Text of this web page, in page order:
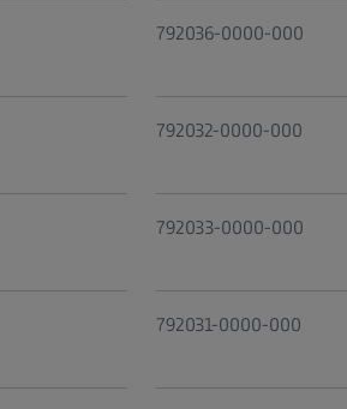
792036-0000-000
792032-0000-000
792033-0000-000
792031-0000-000